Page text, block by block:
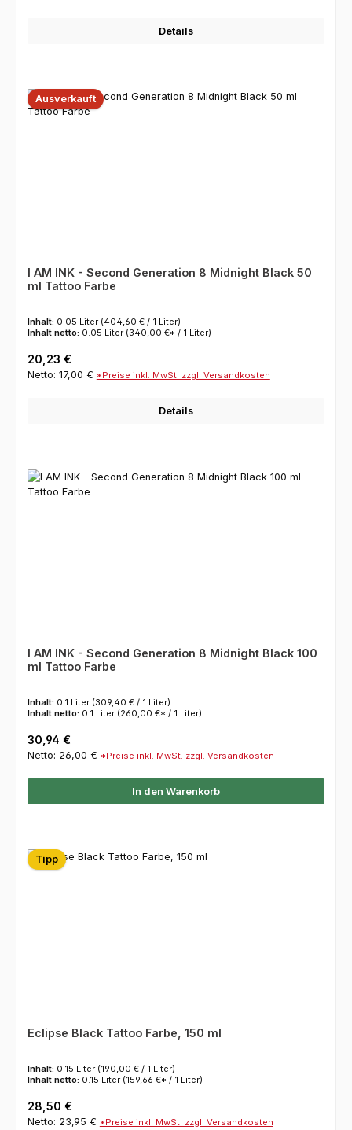
Details
Ausverkauft
I AM INK - Second Generation 8 Midnight Black 50
ml Tattoo Farbe
Inhalt: 0.05 Liter (404,60 € / 1 Liter)
Inhalt netto: 0.05 Liter (340,00 €* / 1 Liter)
Regulärer Preis:
20,23 €
Netto: 17,00 € *Preise inkl. MwSt. zzgl. Versandkosten
Details
I AM INK - Second Generation 8 Midnight Black 100
ml Tattoo Farbe
Inhalt: 0.1 Liter (309,40 € / 1 Liter)
Inhalt netto: 0.1 Liter (260,00 €* / 1 Liter)
Regulärer Preis:
30,94 €
Netto: 26,00 € *Preise inkl. MwSt. zzgl. Versandkosten
In den Warenkorb
Tipp
Eclipse Black Tattoo Farbe, 150 ml
Inhalt: 0.15 Liter (190,00 € / 1 Liter)
Inhalt netto: 0.15 Liter (159,66 €* / 1 Liter)
Regulärer Preis:
28,50 €
Netto: 23,95 € *Preise inkl. MwSt. zzgl. Versandkosten